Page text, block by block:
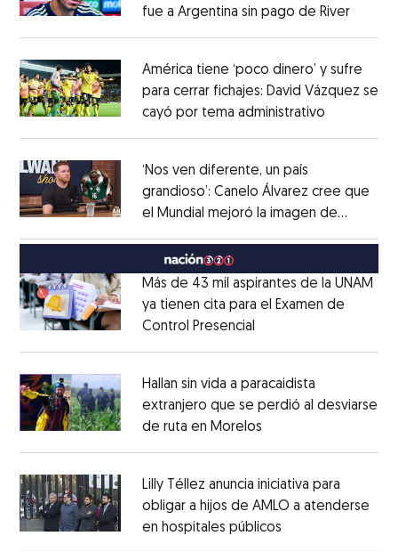
fue a Argentina sin pago de RiverOpens
América tiene ‘poco dinero’ y sufre
para cerrar fichajes: David Vázquez se
cayó por tema administrativo
‘Nos ven diferente, un país
grandioso’: Canelo Álvarez cree que
el Mundial mejoró la imagen de
MéxicoOpens in new window
Más de 43 mil aspirantes de la UNAM
ya tienen cita para el Examen de
Control Presencial
Hallan sin vida a paracaidista
extranjero que se perdió al desviarse
de ruta en Morelos
Lilly Téllez anuncia iniciativa para
obligar a hijos de AMLO a atenderse
en hospitales públicos